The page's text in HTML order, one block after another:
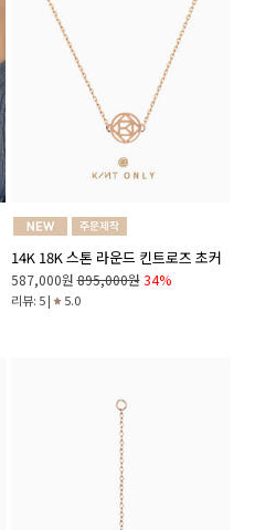
14K 18K 스톤 라운드 킨트로즈 초커
587,000원 895,000원 34%
리뷰: 5 | 5.0